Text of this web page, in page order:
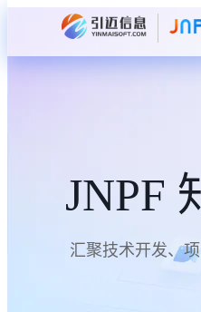
JNPF
汇聚技术开发、